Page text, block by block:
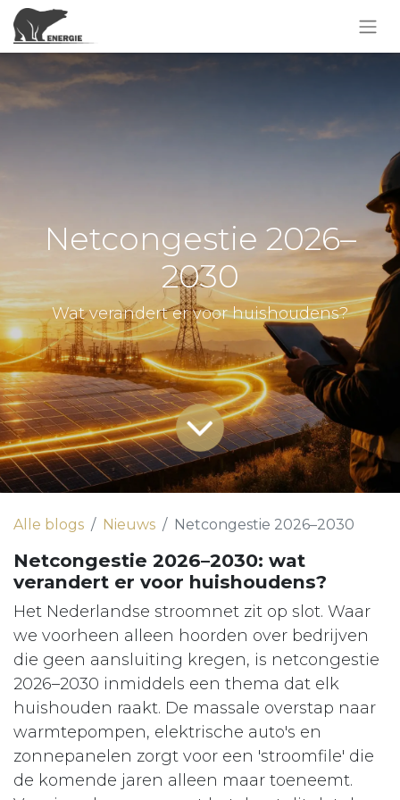
Netcongestie 2026–
2030
Wat verandert er voor huishoudens?
Alle blogs Nieuws Netcongestie 2026–2030
Netcongestie 2026–2030: wat
verandert er voor huishoudens?
Het Nederlandse stroomnet zit op slot. Waar
we voorheen alleen hoorden over bedrijven
die geen aansluiting kregen, is netcongestie
2026–2030 inmiddels een thema dat elk
huishouden raakt. De massale overstap naar
warmtepompen, elektrische auto's en
zonnepanelen zorgt voor een 'stroomfile' die
de komende jaren alleen maar toeneemt.